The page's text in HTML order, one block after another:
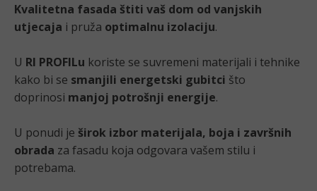
Kvalitetna fasada štiti vaš dom od vanjskih
utjecaja i pruža optimalnu izolaciju.
U RI PROFILu koriste se suvremeni materijali i tehnike
kako bi se smanjili energetski gubitci što
doprinosi manjoj potrošnji energije.
U ponudi je širok izbor materijala, boja i završnih
obrada za fasadu koja odgovara vašem stilu i
potrebama.